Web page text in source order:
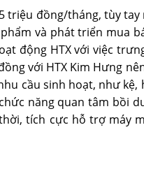
đồng/tháng, tùy
và phát triển mua
động HTX với việc
với HTX Kim Hưng
cầu sinh hoạt, như
năng quan tâm bồi
tích cực hỗ trợ máy